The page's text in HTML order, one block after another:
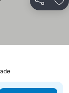
Partilhar